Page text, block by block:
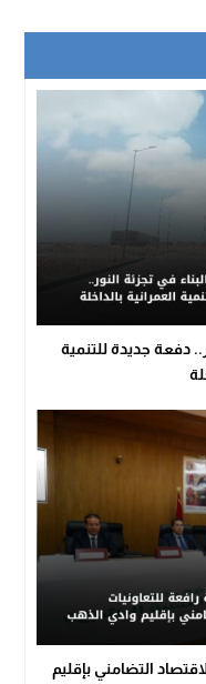
دفعة جديدة للتنمية
التضامني بإقليم